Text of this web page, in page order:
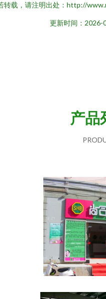
转载，请注明出处：http://
更新时间：2026-
产品